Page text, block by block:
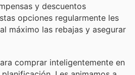
y descuentos
opciones regularmente les
máximo las rebajas y asegurar
comprar inteligentemente en